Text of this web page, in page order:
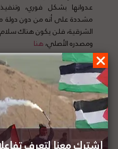
عدوانها بشكل فوري،
مشددة على أنه من دون
الشرقية، فلن يكون هناك سلام
ومصدره الأصلي،هنا
الرئيس الكوبي: يجب وقف
وانتهاكاتها